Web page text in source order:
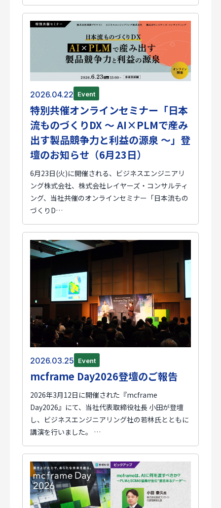
2026.04.22 Event
特別共催オンラインセミナー「日本
流ものづくりDX ～ AI×PLMで産み
出す製品競争力と利益の源泉 ～」登
壇のお知らせ（6月23日）
6月23日(火)に開催される、ビジネスエンジニアリ
ング株式会社、株式会社レイヤーズ・コンサルティ
ング、当社共催のオンラインセミナー「日本流もの
づくりD…
2026.03.25 Event
mcframe Day2026登壇のご報告
2026年3月12日に開催された『mcframe
Day2026』にて、当社代表取締役社長 小田が登壇
し、ビジネスエンジニアリング社の若林氏とともに
講演を行いました。 …